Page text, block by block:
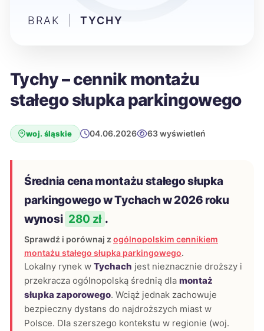
Tychy – cennik montażu
stałego słupka parkingowego
woj. śląskie 04.06.2026 63 wyświetleń
Średnia cena montażu stałego słupka
parkingowego w Tychach w 2026 roku
wynosi 280 zł .
Sprawdź i porównaj z ogólnopolskim cennikiem
montażu stałego słupka parkingowego.
Lokalny rynek w Tychach jest nieznacznie droższy i
przekracza ogólnopolską średnią dla montaż
słupka zaporowego. Wciąż jednak zachowuje
bezpieczny dystans do najdroższych miast w
Polsce. Dla szerszego kontekstu w regionie (woj.
BRAK TYCHY